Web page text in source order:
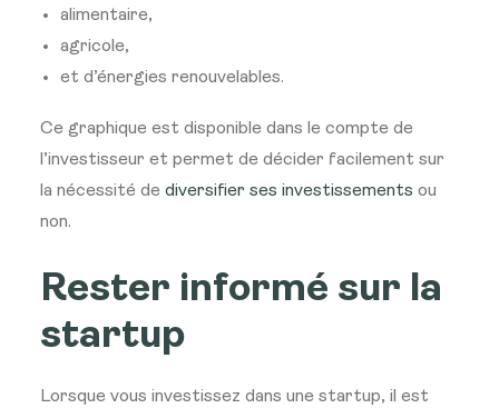
alimentaire,
agricole,
et d’énergies renouvelables.
Ce graphique est disponible dans le compte de
l’investisseur et permet de décider facilement sur
la nécessité de diversifier ses investissements ou
non.
Rester informé sur la
startup
Lorsque vous investissez dans une startup, il est